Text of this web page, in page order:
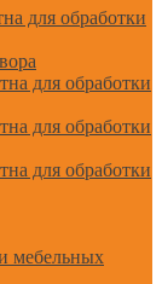
для обработки
для обработки
для обработки
для обработки
мебельных